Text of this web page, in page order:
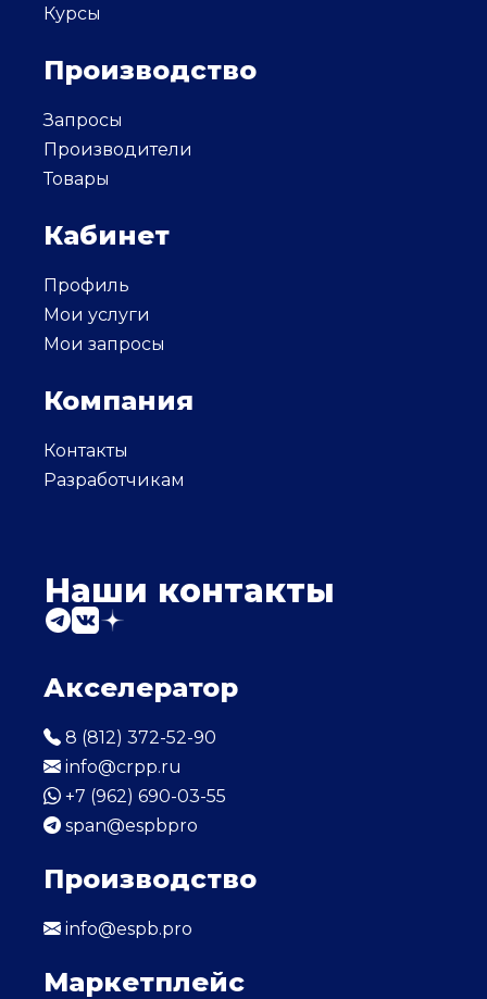
Курсы
Производство
Запросы
Производители
Товары
Кабинет
Профиль
Мои услуги
Мои запросы
Компания
Контакты
Разработчикам
Наши контакты
Акселератор
8 (812) 372-52-90
info@crpp.ru
+7 (962) 690-03-55
span@espbpro
Производство
info@espb.pro
Маркетплейс